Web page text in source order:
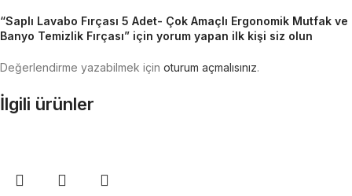
“Saplı Lavabo Fırçası 5 Adet- Çok Amaçlı Ergonomik Mutfak ve
Banyo Temizlik Fırçası” için yorum yapan ilk kişi siz olun
Değerlendirme yazabilmek için oturum açmalısınız.
İlgili ürünler